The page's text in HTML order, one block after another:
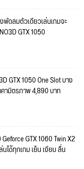
พัดลมตัวเดียวเล่นเกมจะ
GTX 1050
GTX 1050 One Slot บาง
ามิตรภาพ 4,890 บาท
GTX 1060 Twin X2
ได้ทุกเกม เย็น เงียบ ลื่น